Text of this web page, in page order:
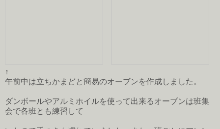
↑
午前中は立ちかまどと簡易のオーブンを作成しました。
ダンボールやアルミホイルを使って出来るオーブンは班集
会で各班とも練習して